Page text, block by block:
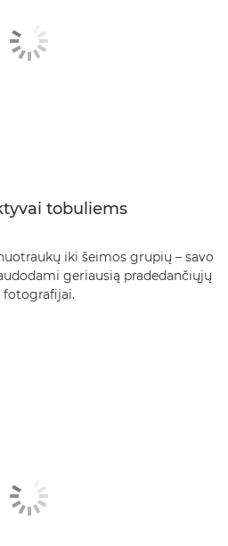
tobuliems
iki šeimos grupių – savo
geriausią pradedančiųjų
fotografijai.